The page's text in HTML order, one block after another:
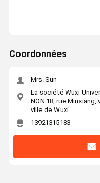
Coordonnées
Mrs. Sun
La société Wuxi
NON.18, rue
ville de Wuxi
13921315183